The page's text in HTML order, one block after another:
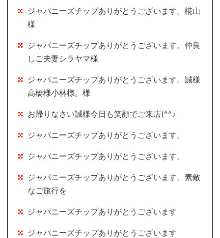
ジャパニーズチップありがとうございます。椛山
様
ジャパニーズチップありがとうございます。仲良
しご夫妻シラヤマ様
ジャパニーズチップありがとうございます。誠様
高橋様小林様。様
お帰りなさい誠様今日も笑顔でご来店(^^♪
ジャパニーズチップありがとうございます。
ジャパニーズチップありがとうございます。
ジャパニーズチップありがとうございます。素敵
なご旅行を
ジャパニーズチップありがとうございます
ジャパニーズチップありがとうございます